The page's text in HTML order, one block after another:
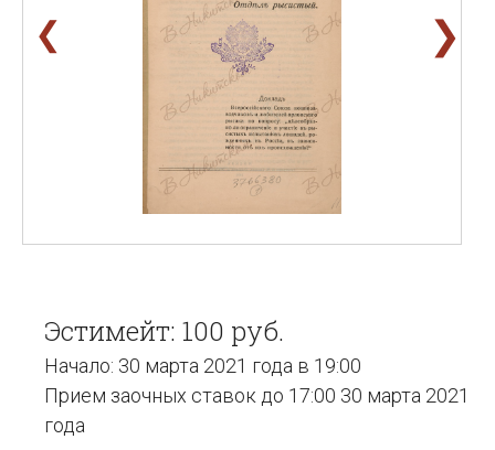
❮ ❯
Эстимейт: 100 руб.
Начало: 30 марта 2021 года в 19:00
Прием заочных ставок до 17:00 30 марта 2021
года